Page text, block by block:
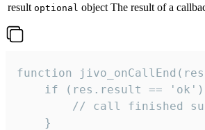
result optional object The result of a
function
if (res.result ==
// call finished
    }